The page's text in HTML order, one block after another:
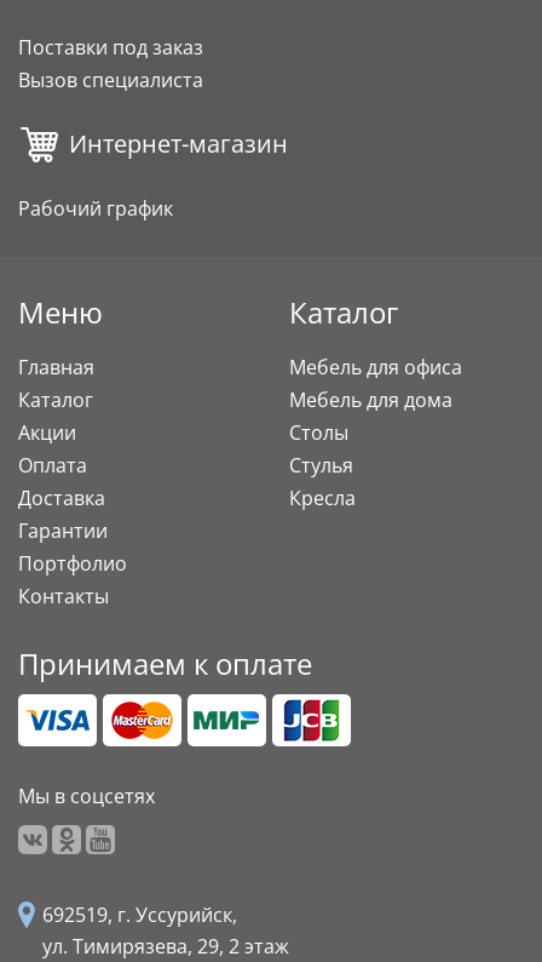
Поставки под заказ
Вызов специалиста
Интернет-магазин
Рабочий график
Меню
Главная
Каталог
Акции
Оплата
Доставка
Гарантии
Портфолио
Контакты
Каталог
Мебель для офиса
Мебель для дома
Столы
Стулья
Кресла
Принимаем к оплате
Мы в соцсетях
692519, г. Уссурийск,
ул. Тимирязева, 29, 2 этаж